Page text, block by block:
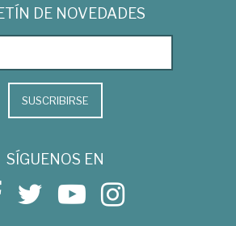
DE NOVEDADES
SUSCRIBIRSE
SÍGUENOS EN